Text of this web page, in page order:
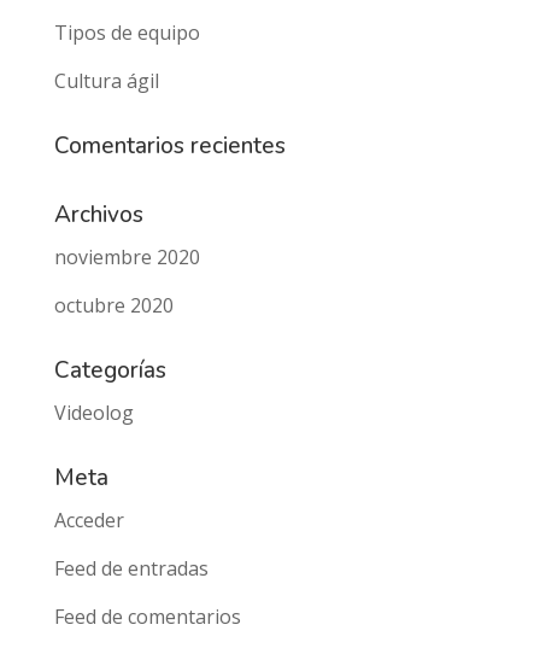
Tipos de equipo
Cultura ágil
Comentarios recientes
Archivos
noviembre 2020
octubre 2020
Categorías
Videolog
Meta
Acceder
Feed de entradas
Feed de comentarios